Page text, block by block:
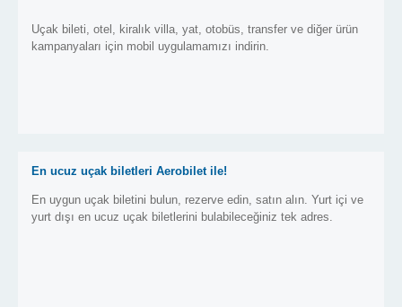
Uçak bileti, otel, kiralık villa, yat, otobüs, transfer ve diğer ürün
kampanyaları için mobil uygulamamızı indirin.
En ucuz uçak biletleri Aerobilet ile!
En uygun uçak biletini bulun, rezerve edin, satın alın. Yurt içi ve
yurt dışı en ucuz uçak biletlerini bulabileceğiniz tek adres.